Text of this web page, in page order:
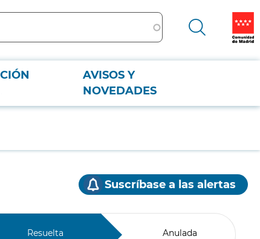
AVISOS Y
NOVEDADES
Suscríbase a las alertas
Resuelta Anulada